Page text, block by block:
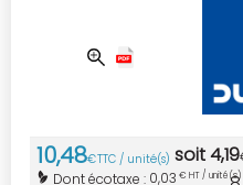
10,48€TTC / unité(s) soit4,19
Dont écotaxe : 0,03 € HT / unité(s)